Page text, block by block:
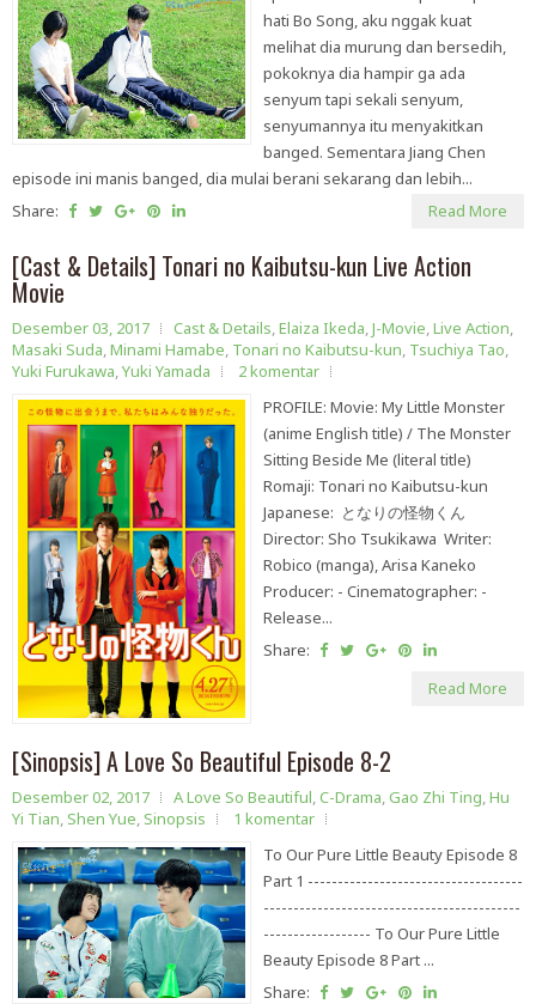
hati Bo Song, aku nggak kuat
melihat dia murung dan bersedih,
pokoknya dia hampir ga ada
senyum tapi sekali senyum,
senyumannya itu menyakitkan
banged. Sementara Jiang Chen
episode ini manis banged, dia mulai berani sekarang dan lebih...
Share:
Read More
[Cast & Details] Tonari no Kaibutsu-kun Live Action
Movie
Desember 03, 2017 Cast & Details,Elaiza Ikeda,J-Movie,Live Action,
Masaki Suda,Minami Hamabe, Tonari no Kaibutsu-kun, Tsuchiya Tao,
Yuki Furukawa,Yuki Yamada
2 komentar
PROFILE: Movie: My Little Monster
(anime English title) / The Monster
Sitting Beside Me (literal title)
Romaji: Tonari no Kaibutsu-kun
Japanese: となりの怪物くん
Director: Sho Tsukikawa Writer:
Robico (manga), Arisa Kaneko
Producer: - Cinematographer: -
Release...
Share:
Read More
[Sinopsis] A Love So Beautiful Episode 8-2
Desember 02, 2017 A Love So Beautiful,C-Drama,Gao Zhi Ting,Hu
Yi Tian, Shen Yue, Sinopsis
1 komentar
To Our Pure Little Beauty Episode 8
Part 1 ------------------------------------
-------------------------------------------
------------------ To Our Pure Little
Beauty Episode 8 Part ...
Share: